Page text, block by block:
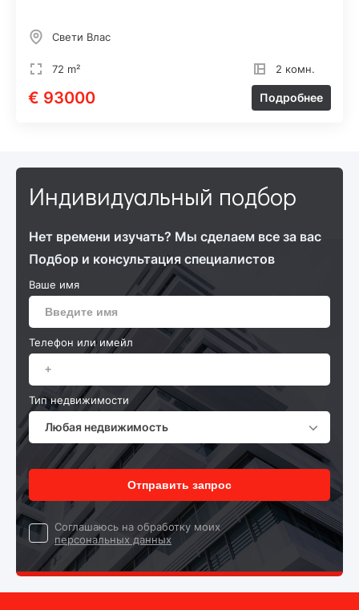
Свети Влас
72 m² 2 комн.
€ 93000 Подробнее
Индивидуальный подбор
Нет времени изучать? Мы сделаем все за вас
Подбор и консультация специалистов
Ваше имя
Телефон или имейл
Тип недвижимости
Любая недвижимость
Отправить запрос
Cоглашаюсь на обработку моих
персональных данных